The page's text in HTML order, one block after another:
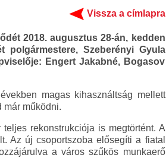
Vissza a címlapra
2018. augusztus 28-án, kedden
polgármestere, Szeberényi Gyula
Engert Jakabné, Bogasov
magas kihasználtság mellett
már működni.
rekonstrukciója is megtörtént. A
Az új csoportszoba elősegíti a fiatal
a város szűkös munkaerő